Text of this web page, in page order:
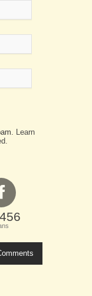
Learn